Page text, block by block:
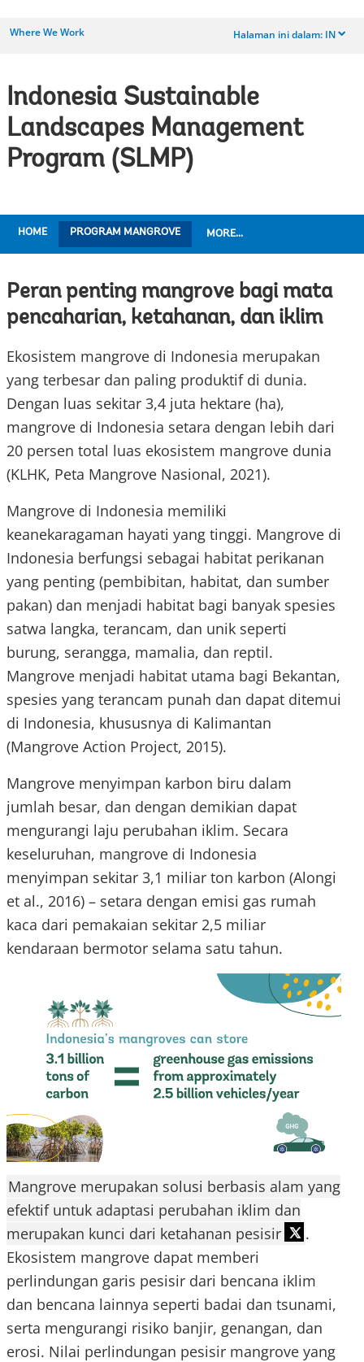
Where We Work Halaman ini dalam: IN dropdown
Indonesia Sustainable
Landscapes Management
Program (SLMP)
HOME PROGRAM MANGROVE MORE...
Peran penting mangrove bagi mata
pencaharian, ketahanan, dan iklim
Ekosistem mangrove di Indonesia merupakan
yang terbesar dan paling produktif di dunia.
Dengan luas sekitar 3,4 juta hektare (ha),
mangrove di Indonesia setara dengan lebih dari
20 persen total luas ekosistem mangrove dunia
(KLHK, Peta Mangrove Nasional, 2021).
Mangrove di Indonesia memiliki
keanekaragaman hayati yang tinggi. Mangrove di
Indonesia berfungsi sebagai habitat perikanan
yang penting (pembibitan, habitat, dan sumber
pakan) dan menjadi habitat bagi banyak spesies
satwa langka, terancam, dan unik seperti
burung, serangga, mamalia, dan reptil.
Mangrove menjadi habitat utama bagi Bekantan,
spesies yang terancam punah dan dapat ditemui
di Indonesia, khususnya di Kalimantan
(Mangrove Action Project, 2015).
Mangrove menyimpan karbon biru dalam
jumlah besar, dan dengan demikian dapat
mengurangi laju perubahan iklim. Secara
keseluruhan, mangrove di Indonesia
menyimpan sekitar 3,1 miliar ton karbon (Alongi
et al., 2016) – setara dengan emisi gas rumah
kaca dari pemakaian sekitar 2,5 miliar
kendaraan bermotor selama satu tahun.
Mangrove merupakan solusi berbasis alam yang
efektif untuk adaptasi perubahan iklim dan
merupakan kunci dari ketahanan pesisir
.
Ekosistem mangrove dapat memberi
perlindungan garis pesisir dari bencana iklim
dan bencana lainnya seperti badai dan tsunami,
serta mengurangi risiko banjir, genangan, dan
erosi. Nilai perlindungan pesisir mangrove yang